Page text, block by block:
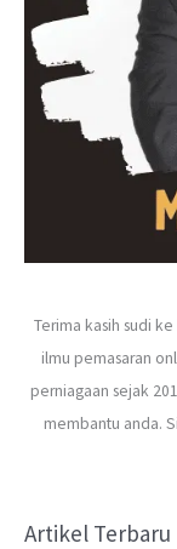
Terima kasih sudi
ilmu pemasaran
perniagaan sejak
membantu anda.
Artikel Terbaru